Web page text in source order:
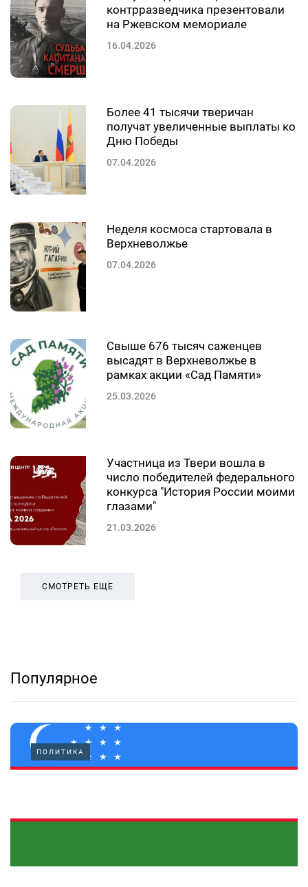
контрразведчика презентовали
на Ржевском мемориале
16.04.2026
Более 41 тысячи тверичан
получат увеличенные выплаты ко
Дню Победы
07.04.2026
Неделя космоса стартовала в
Верхневолжье
07.04.2026
Свыше 676 тысяч саженцев
высадят в Верхневолжье в
рамках акции «Сад Памяти»
25.03.2026
Участница из Твери вошла в
число победителей федерального
конкурса "История России моими
глазами"
21.03.2026
СМОТРЕТЬ ЕЩЕ
Популярное
ПОЛИТИКА